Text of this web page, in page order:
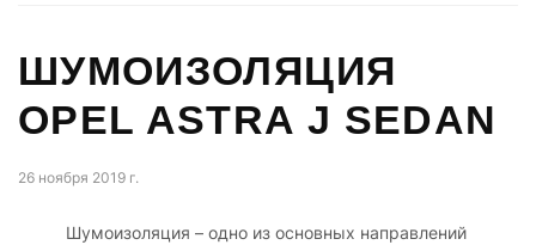
ШУМОИЗОЛЯЦИЯ
OPEL ASTRA J SEDAN
26 ноября 2019 г.
Шумоизоляция – одно из основных направлений